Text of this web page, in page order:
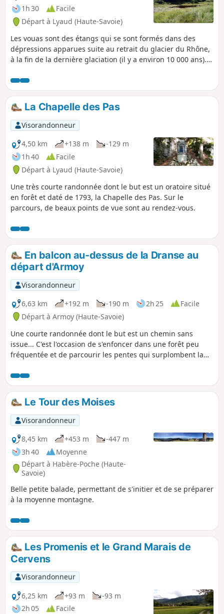
1h 30
Facile
Départ à Lyaud (Haute-Savoie)
Les vouas sont des étangs qui se sont formés dans des
dépressions apparues suite au retrait du glacier du Rhône,
à la fin de la dernière glaciation (il y a environ 10 000 ans).
étangs et de parcourir quelques sous-bois. Un circuit qui
comporte plusieurs boucles, offrant ainsi la possibilité de
multiples variantes.
La Chapelle des Pas
Visorandonneur
4,50 km
+138 m
-129 m
1h 40
Facile
Départ à Lyaud (Haute-Savoie)
Une très courte randonnée dont le but est un oratoire situé
en forêt et daté de 1793, la Chapelle des Pas. Sur le
parcours, de beaux points de vue sont au rendez-vous.
En balcon au-dessus de la Dranse au
départ d'Armoy
Visorandonneur
6,63 km
+192 m -190 m 2h 25
Facile
Départ à Armoy (Haute-Savoie)
Une courte randonnée dont le but est un chemin sans
issue... C'est l'occasion de s'enfoncer dans une forêt peu
fréquentée et de parcourir les pentes qui surplombent la
humide, où la mousse s'en donne à cœur joie, est au
rendez-vous.
Le Tour des Moises
Visorandonneur
8,45 km
+453 m
-447 m
3h 40
Moyenne
Départ à Habère-Poche (Haute-
Savoie)
Belle petite balade, permettant de s'initier et de se préparer
à la moyenne montagne.
Les Promenis et le Grand Marais de
Cervens
Visorandonneur
6,25 km
+93 m
-93 m
2h 05
Facile